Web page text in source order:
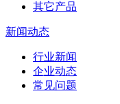
其它产品
新闻动态
行业新闻
企业动态
常见问题